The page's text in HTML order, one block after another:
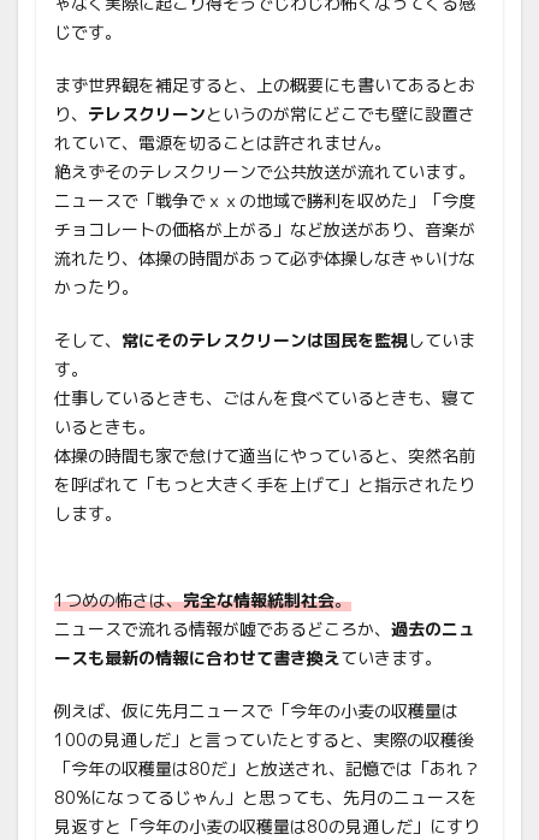
じです。
まず世界観を補足すると、上の概要にも書いてあるとお
り、 テレスクリーンというのが常にどこでも壁に設置さ
れていて、電源を切ることは許されません。
絶えずそのテレスクリーンで公共放送が流れています。
ニュースで「戦争でｘｘの地域で勝利を収めた」「今度
チョコレートの価格が上がる」など放送があり、音楽が
流れたり、体操の時間があって必ず体操しなきゃいけな
かったり。
そして、 常にそのテレスクリーンは国民を監視していま
す。
仕事しているときも、ごはんを食べているときも、寝て
いるときも。
体操の時間も家で怠けて適当にやっていると、突然名前
を呼ばれて「もっと大きく手を上げて」と指示されたり
します。
1つめの怖さは、完全な情報統制社会。
ニュースで流れる情報が嘘であるどころか、 過去のニュ
ースも最新の情報に合わせて書き換えていきます。
例えば、仮に先月ニュースで「今年の小麦の収穫量は
100の見通しだ」と言っていたとすると、実際の収穫後
「今年の収穫量は80だ」と放送され、記憶では「あれ？
80%になってるじゃん」と思っても、先月のニュースを
見返すと「今年の小麦の収穫量は80の見通しだ」にすり